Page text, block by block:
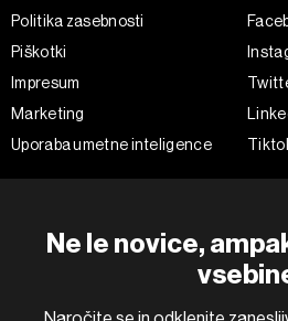
Ne le novice,
Politika zasebnosti
Piškotki
Impresum
Marketing
Uporaba umetne inteligence
the BLOOMBERG logo are registered
Bloomberg Finance L.P. or its
Bloomberg Adria is a Mtel